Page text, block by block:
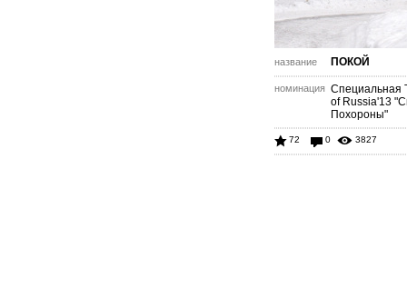
название ПОКОЙ
номинация Специальная
of Russia'13
Похороны"
72 0 3827